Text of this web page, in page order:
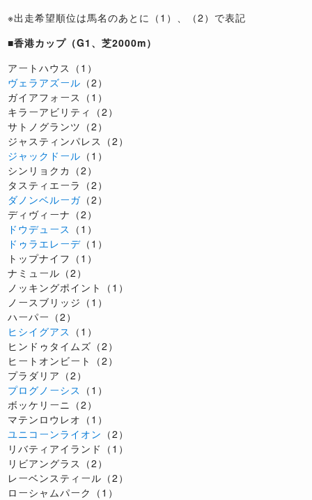
※出走希望順位は馬名のあとに（1）、（2）で表記
■香港カップ（G1、芝2000m）
アートハウス（1）
ヴェラアズール （2）
ガイアフォース（1）
キラーアビリティ（2）
サトノグランツ（2）
ジャスティンパレス（2）
ジャックドール （1）
シンリョクカ（2）
タスティエーラ（2）
ダノンベルーガ （2）
ディヴィーナ（2）
ドウデュース （1）
ドゥラエレーデ （1）
トップナイフ（1）
ナミュール（2）
ノッキングポイント（1）
ノースブリッジ（1）
ハーパー（2）
ヒシイグアス （1）
ヒンドゥタイムズ（2）
ヒートオンビート（2）
プラダリア（2）
プログノーシス （1）
ボッケリーニ（2）
マテンロウレオ（1）
ユニコーンライオン （2）
リバティアイランド（1）
リビアングラス（2）
レーベンスティール（2）
ローシャムパーク（1）